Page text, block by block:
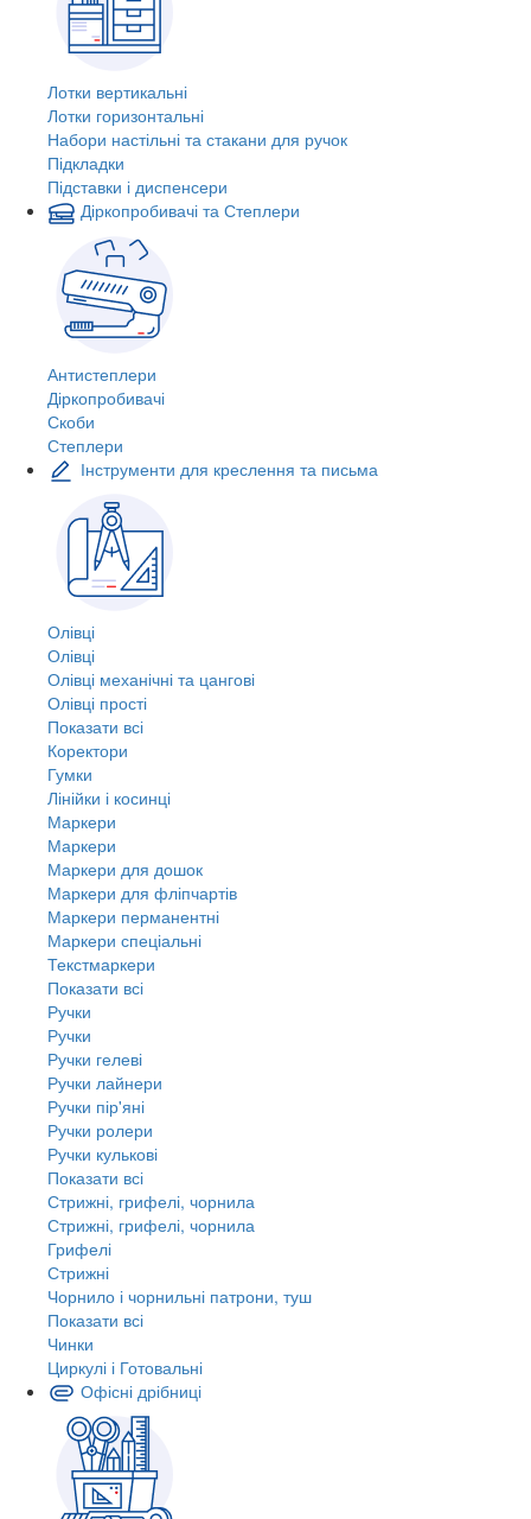
Лотки вертикальні
Лотки горизонтальні
Набори настільні та стакани для ручок
Підкладки
Підставки і диспенсери
Діркопробивачі та Степлери
Антистеплери
Діркопробивачі
Скоби
Степлери
Інструменти для креслення та письма
Олівці
Олівці
Олівці механічні та цангові
Олівці прості
Показати всі
Коректори
Гумки
Лінійки і косинці
Маркери
Маркери
Маркери для дошок
Маркери для фліпчартів
Маркери перманентні
Маркери спеціальні
Текстмаркери
Показати всі
Ручки
Ручки
Ручки гелеві
Ручки лайнери
Ручки пір'яні
Ручки ролери
Ручки кулькові
Показати всі
Стрижні, грифелі, чорнила
Стрижні, грифелі, чорнила
Грифелі
Стрижні
Чорнило і чорнильні патрони, туш
Показати всі
Чинки
Циркулі і Готовальні
Офісні дрібниці